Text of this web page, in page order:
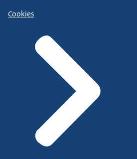
Cookies